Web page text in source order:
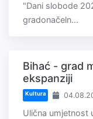
"Dani slobode
gradonačeln...
Bihać - grad
ekspanziji
Kultura
Ulična umjetnost